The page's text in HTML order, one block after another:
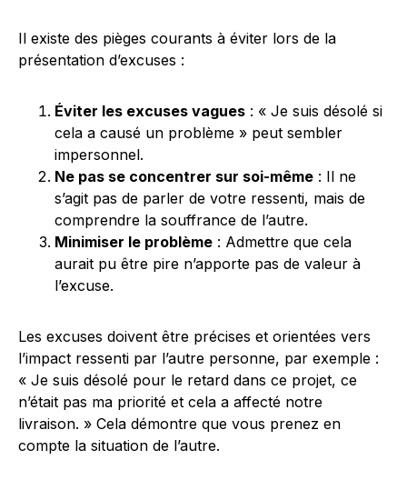
Il existe des pièges courants à éviter lors de la
présentation d’excuses :
Éviter les excuses vagues : « Je suis désolé si
cela a causé un problème » peut sembler
impersonnel.
Ne pas se concentrer sur soi-même : Il ne
s’agit pas de parler de votre ressenti, mais de
comprendre la souffrance de l’autre.
Minimiser le problème : Admettre que cela
aurait pu être pire n’apporte pas de valeur à
l’excuse.
Les excuses doivent être précises et orientées vers
l’impact ressenti par l’autre personne, par exemple :
« Je suis désolé pour le retard dans ce projet, ce
n’était pas ma priorité et cela a affecté notre
livraison. » Cela démontre que vous prenez en
compte la situation de l’autre.